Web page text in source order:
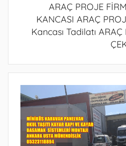
ARAÇ PROJE
KANCASI ARAÇ
Kancası Tadilatı